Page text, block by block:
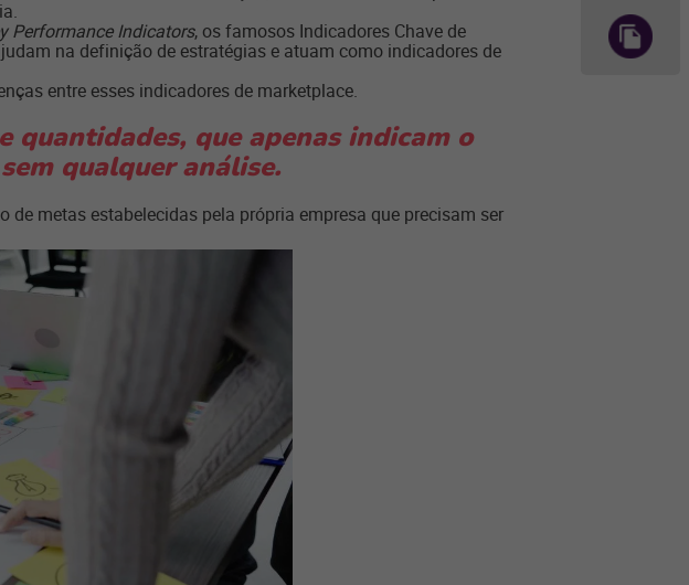
Performance Indicators, os famosos Indicadores Chave de
na definição de estratégias e atuam como indicadores de
entre esses indicadores de marketplace.
quantidades, que apenas indicam o
qualquer análise.
metas estabelecidas pela própria empresa que precisam ser